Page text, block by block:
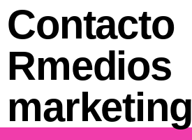
Contacto
Rmedios
marketing